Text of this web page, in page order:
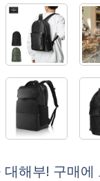
해부! 구매에